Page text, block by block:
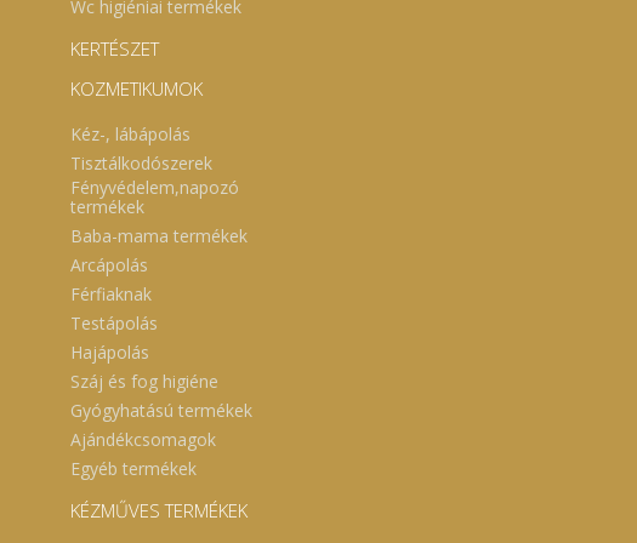
Wc higiéniai termékek
KERTÉSZET
KOZMETIKUMOK
Kéz-, lábápolás
Tisztálkodószerek
Fényvédelem,napozó
termékek
Baba-mama termékek
Arcápolás
Férfiaknak
Testápolás
Hajápolás
Száj és fog higiéne
Gyógyhatású termékek
Ajándékcsomagok
Egyéb termékek
KÉZMŰVES TERMÉKEK